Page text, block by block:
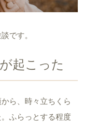
です。
起こった
ら、時々立ちくら
ふらっとする程度